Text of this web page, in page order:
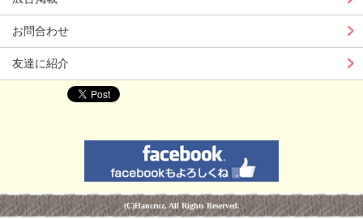
お問合わせ
友達に紹介
(C)Hancruz. All Rights Reserved.